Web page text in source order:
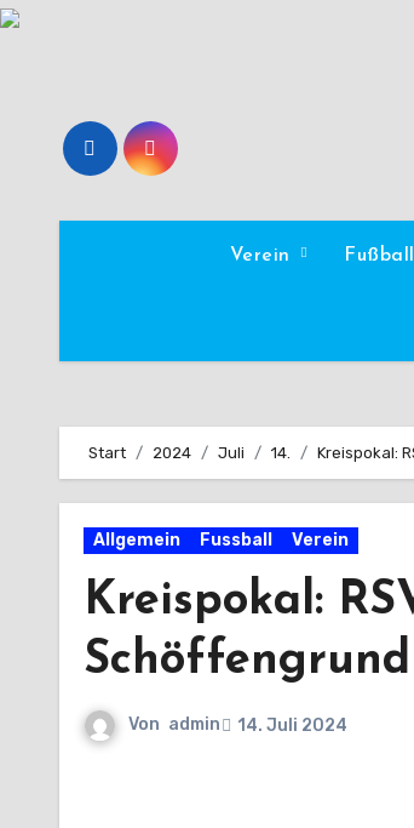
Zum
Verein Fußball
Start 2024 Juli 14. Kreispokal:
Allgemein Fussball Verein
Kreispokal:
Schöffengrund
Von admin 14. Juli 2024